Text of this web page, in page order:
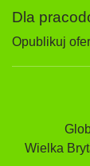
Dla
Opublikuj
Wielka